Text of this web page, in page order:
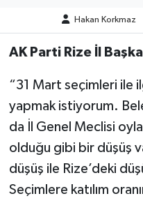
Hakan Korkmaz
AK Parti Rize İl
“31 Mart seçimleri ile
yapmak istiyorum.
da İl Genel Meclisi
olduğu gibi bir düşüş
düşüş ile Rize’deki
Seçimlere katılım